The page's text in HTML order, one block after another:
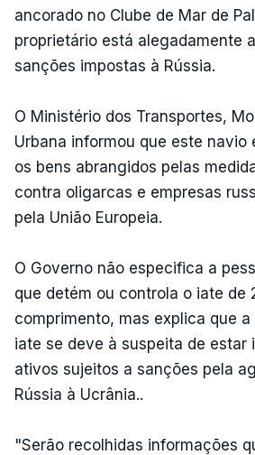
ancorado no Clube de Mar de
proprietário está alegadamente
sanções impostas à Rússia.
O Ministério dos Transportes,
Urbana informou que este navio
os bens abrangidos pelas
contra oligarcas e empresas
pela União Europeia.
O Governo não especifica a
que detém ou controla o iate de
comprimento, mas explica que
iate se deve à suspeita de estar
ativos sujeitos a sanções pela
Rússia à Ucrânia..
"Serão recolhidas informações